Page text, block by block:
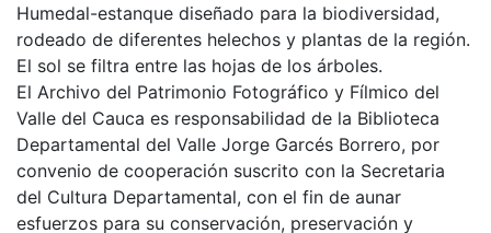
Humedal-estanque diseñado para la biodiversidad,
rodeado de diferentes helechos y plantas de la región.
El sol se filtra entre las hojas de los árboles.
El Archivo del Patrimonio Fotográfico y Fílmico del
Valle del Cauca es responsabilidad de la Biblioteca
Departamental del Valle Jorge Garcés Borrero, por
convenio de cooperación suscrito con la Secretaria
del Cultura Departamental, con el fin de aunar
esfuerzos para su conservación, preservación y